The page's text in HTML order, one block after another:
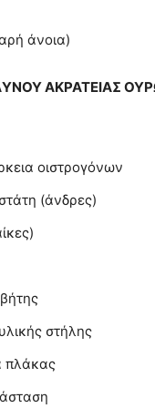
άνοια)
ΑΚΡΑΤΕΙΑΣ
οιστρογόνων
(άνδρες)
στήλης
πλάκας